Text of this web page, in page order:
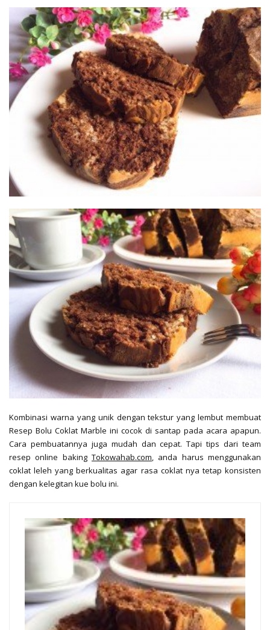
Kombinasi warna yang unik dengan tekstur yang lembut membuat
Resep Bolu Coklat Marble ini cocok di santap pada acara apapun.
Cara pembuatannya juga mudah dan cepat. Tapi tips dari team
resep online baking Tokowahab.com , anda harus menggunakan
coklat leleh yang berkualitas agar rasa coklat nya tetap konsisten
dengan kelegitan kue bolu ini.